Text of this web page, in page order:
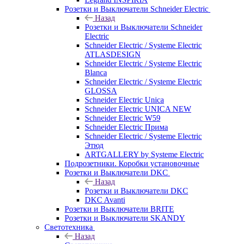
Розетки и Выключатели Schneider Electric
Назад
Розетки и Выключатели Schneider
Electric
Schneider Electric / Systeme Electric
ATLASDESIGN
Schneider Electric / Systeme Electric
Blanca
Schneider Electric / Systeme Electric
GLOSSA
Schneider Electric Unica
Schneider Electric UNICA NEW
Schneider Electric W59
Schneider Electric Прима
Schneider Electric / Systeme Electric
Этюд
ARTGALLERY by Systeme Electric
Подрозетники. Коробки установочные
Розетки и Выключатели DKC
Назад
Розетки и Выключатели DKC
DKC Avanti
Розетки и Выключатели BRITE
Розетки и Выключатели SKANDY
Светотехника
Назад